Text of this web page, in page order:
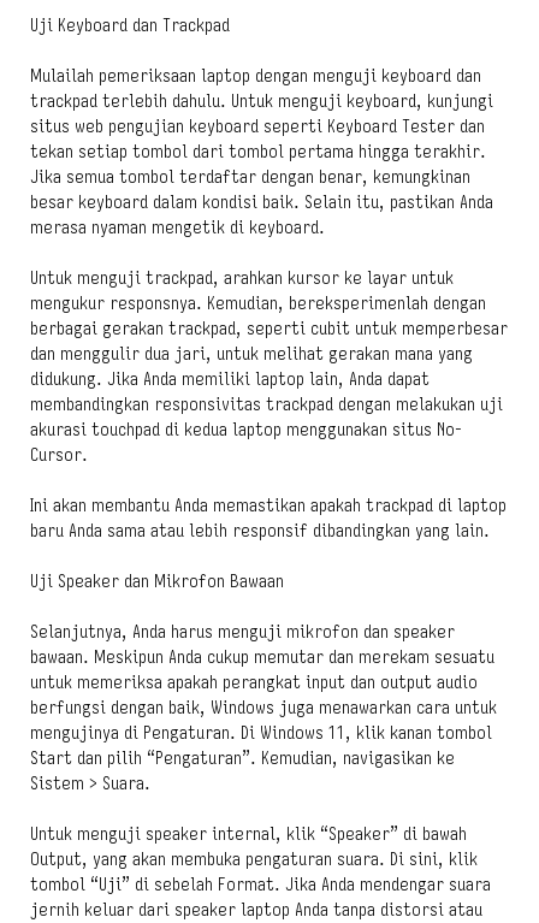
Uji Keyboard dan Trackpad
Mulailah pemeriksaan laptop dengan menguji keyboard dan
trackpad terlebih dahulu. Untuk menguji keyboard, kunjungi
situs web pengujian keyboard seperti Keyboard Tester dan
tekan setiap tombol dari tombol pertama hingga terakhir.
Jika semua tombol terdaftar dengan benar, kemungkinan
besar keyboard dalam kondisi baik. Selain itu, pastikan Anda
merasa nyaman mengetik di keyboard.
Untuk menguji trackpad, arahkan kursor ke layar untuk
mengukur responsnya. Kemudian, bereksperimenlah dengan
berbagai gerakan trackpad, seperti cubit untuk memperbesar
dan menggulir dua jari, untuk melihat gerakan mana yang
didukung. Jika Anda memiliki laptop lain, Anda dapat
membandingkan responsivitas trackpad dengan melakukan uji
akurasi touchpad di kedua laptop menggunakan situs No-
Cursor.
Ini akan membantu Anda memastikan apakah trackpad di laptop
baru Anda sama atau lebih responsif dibandingkan yang lain.
Uji Speaker dan Mikrofon Bawaan
Selanjutnya, Anda harus menguji mikrofon dan speaker
bawaan. Meskipun Anda cukup memutar dan merekam sesuatu
untuk memeriksa apakah perangkat input dan output audio
berfungsi dengan baik, Windows juga menawarkan cara untuk
mengujinya di Pengaturan. Di Windows 11, klik kanan tombol
Start dan pilih “Pengaturan”. Kemudian, navigasikan ke
Sistem > Suara.
Untuk menguji speaker internal, klik “Speaker” di bawah
Output, yang akan membuka pengaturan suara. Di sini, klik
tombol “Uji” di sebelah Format. Jika Anda mendengar suara
jernih keluar dari speaker laptop Anda tanpa distorsi atau